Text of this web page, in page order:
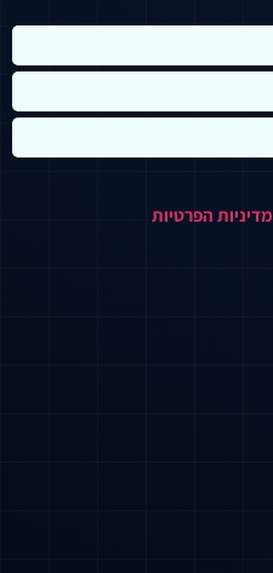
מדיניות הפרטיות